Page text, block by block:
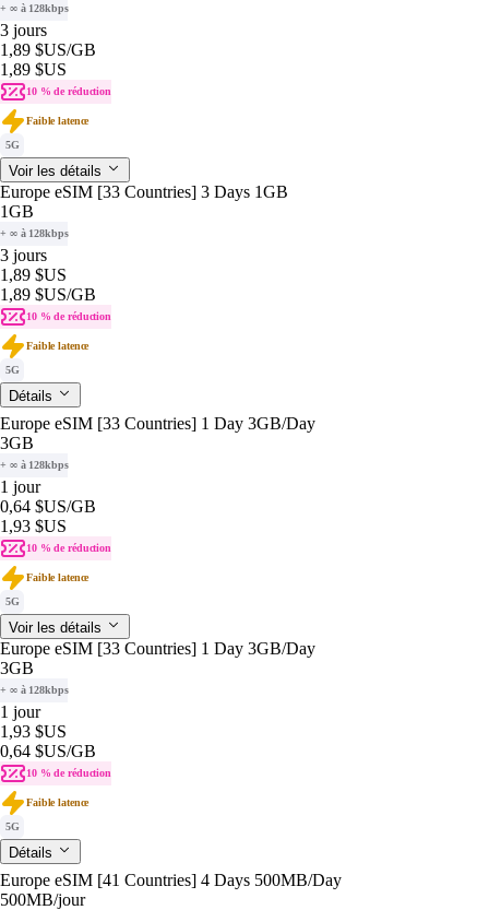
+ ∞ à 128kbps
3 jours
1,89 $US/GB
1,89 $US
10 % de réduction
Faible latence
5G
Voir les détails
Europe eSIM [33 Countries] 3 Days 1GB
1GB
+ ∞ à 128kbps
3 jours
1,89 $US
1,89 $US/GB
10 % de réduction
Faible latence
5G
Détails
Europe eSIM [33 Countries] 1 Day 3GB/Day
3GB
+ ∞ à 128kbps
1 jour
0,64 $US/GB
1,93 $US
10 % de réduction
Faible latence
5G
Voir les détails
Europe eSIM [33 Countries] 1 Day 3GB/Day
3GB
+ ∞ à 128kbps
1 jour
1,93 $US
0,64 $US/GB
10 % de réduction
Faible latence
5G
Détails
Europe eSIM [41 Countries] 4 Days 500MB/Day
500MB/jour